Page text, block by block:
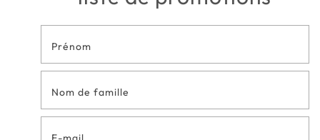
Formulaire
de contact
en bas de
page